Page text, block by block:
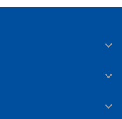


